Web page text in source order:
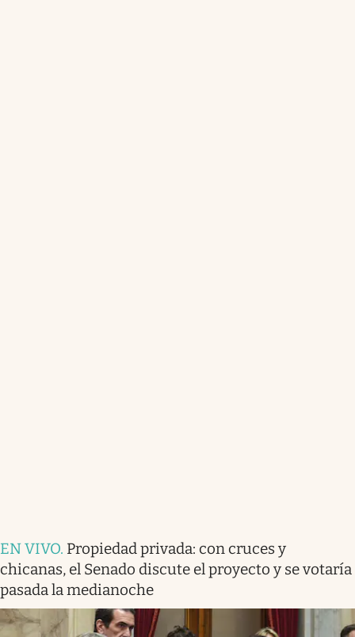
EN VIVO. Propiedad privada: con cruces y
chicanas, el Senado discute el proyecto y se votaría
pasada la medianoche